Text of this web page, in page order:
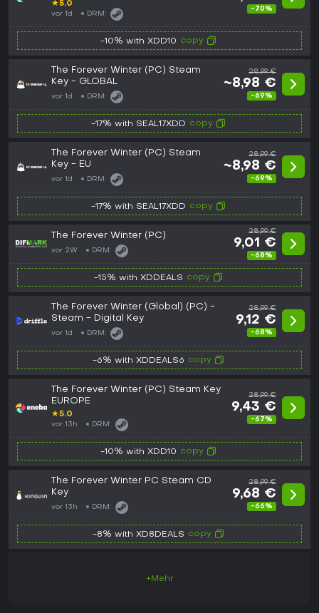
★5.0
vor 1d DRM:
-70%
-10% with XDD10 copy
The Forever Winter (PC) Steam
Key - GLOBAL
vor 1d DRM:
28,99 €
~8,98 €
-69%
-17% with SEAL17XDD copy
The Forever Winter (PC) Steam
Key - EU
vor 1d DRM:
28,99 €
~8,98 €
-69%
-17% with SEAL17XDD copy
The Forever Winter (PC)
vor 2W DRM:
28,99 €
9,01 €
-68%
-15% with XDDEALS copy
The Forever Winter (Global) (PC) -
Steam - Digital Key
vor 1d DRM:
28,99 €
9,12 €
-68%
-6% with XDDEALS6 copy
The Forever Winter (PC) Steam Key
EUROPE
★5.0
vor 13h DRM:
28,99 €
9,43 €
-67%
-10% with XDD10 copy
The Forever Winter PC Steam CD
Key
vor 13h DRM:
28,99 €
9,68 €
-66%
-8% with XD8DEALS copy
+Mehr